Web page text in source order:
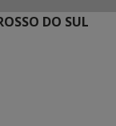
DO SUL